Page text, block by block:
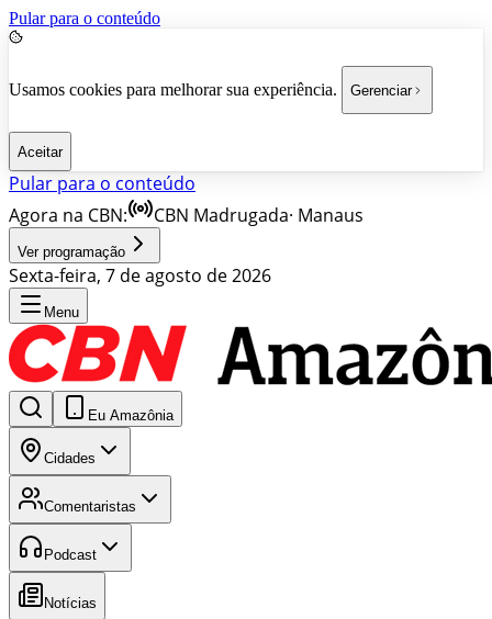
Pular para o conteúdo
Usamos cookies para melhorar sua experiência. Gerenciar
Aceitar
Pular para o conteúdo
Agora na CBN:
CBN Madrugada· Manaus
Ver programação
Sexta-feira, 7 de agosto de 2026
Menu
Eu Amazônia
Cidades
Comentaristas
Podcast
Notícias